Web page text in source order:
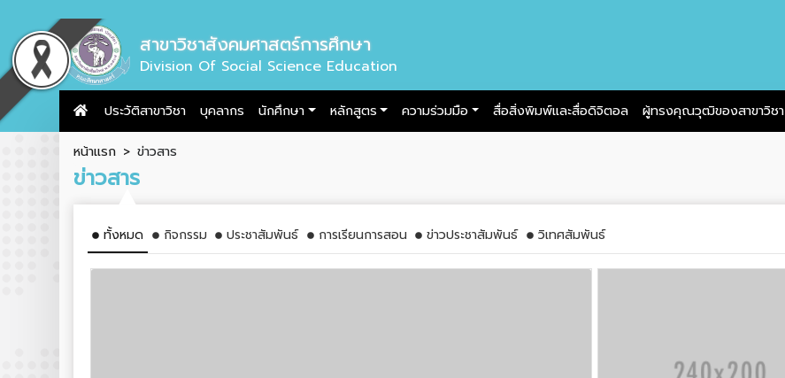
สาขาวิชาสังคมศาสตร์การศึกษา
Division Of Social Science Education
ประวัติสาขาวิชา บุคลากร นักศึกษา หลักสูตร ความร่วมมือ สื่อสิ่งพิมพ์และสื่อดิจิตอล ผู้ทรงคุณวุฒิของสาขาวิชา
หน้าแรก ข่าวสาร
ข่าวสาร
ทั้งหมด กิจกรรม ประชาสัมพันธ์ การเรียนการสอน ข่าวประชาสัมพันธ์ วิเทศสัมพันธ์